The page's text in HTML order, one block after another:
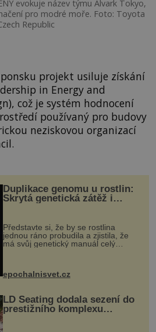
evokuje název týmu Alvark Tokyo,
pro modré moře. Foto: Toyota
Republic
projekt usiluje získání
in Energy and
což je systém hodnocení
používaný pro budovy
neziskovou organizací
Duplikace genomu u rostlin:
Skrytá genetická zátěž i
Představte si, že by se rostlina
jednou ráno probudila a zjistila, že
má svůj genetický manuál celý
vstupenka...
epochalnisvet.cz
LD Seating dodala sezení do
prestižního komplexu
MediaCityUK v Salfordu